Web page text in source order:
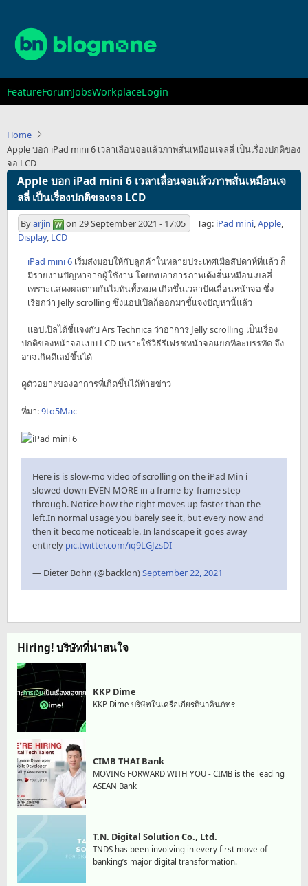
main
content
Main
navigation
FeatureForumJobsWorkplaceLogin
Home
Apple บอก iPad mini 6 เวลาเลื่อนจอแล้วภาพสั่นเหมือนเจลลี่ เป็นเรื่องปกติของ
จอ LCD
Apple บอก iPad mini 6 เวลาเลื่อนจอแล้วภาพสั่นเหมือนเจ
ลลี่ เป็นเรื่องปกติของจอ LCD
Byarjin on 29 September 2021 - 17:05 Tag: iPad mini,Apple,
Display, LCD
iPad mini 6 เริ่มส่งมอบให้กับลูกค้าในหลายประเทศเมื่อสัปดาห์ที่แล้ว ก็
มีรายงานปัญหาจากผู้ใช้งาน โดยพบอาการภาพเด้งสั่นเหมือนเยลลี่
เพราะแสดงผลตามกันไม่ทันทั้งหมด เกิดขึ้นเวลาปัดเลื่อนหน้าจอ ซึ่ง
เรียกว่า Jelly scrolling ซึ่งแอปเปิลก็ออกมาชี้แจงปัญหานี้แล้ว
แอปเปิลได้ชี้แจงกับ Ars Technica ว่าอาการ Jelly scrolling เป็นเรื่อง
ปกติของหน้าจอแบบ LCD เพราะใช้วิธีรีเฟรชหน้าจอแยกทีละบรรทัด จึง
อาจเกิดดีเลย์ขึ้นได้
ดูตัวอย่างของอาการที่เกิดขึ้นได้ท้ายข่าว
ที่มา:9to5Mac
Here is is slow-mo video of scrolling on the iPad Min i
slowed down EVEN MORE in a frame-by-frame step
through. Notice how the right moves up faster than the
left.In normal usage you barely see it, but every now and
then it become noticeable. In landscape it goes away
entirely pic.twitter.com/iq9LGJzsDI
— Dieter Bohn (@backlon)September 22, 2021
Hiring! บริษัทที่น่าสนใจ
KKP Dime
KKP Dime บริษัทในเครือเกียรตินาคินภัทร
CIMB THAI Bank
MOVING FORWARD WITH YOU - CIMB is the leading
ASEAN Bank
T.N. Digital Solution Co., Ltd.
TNDS has been involving in every first move of
banking’s major digital transformation.